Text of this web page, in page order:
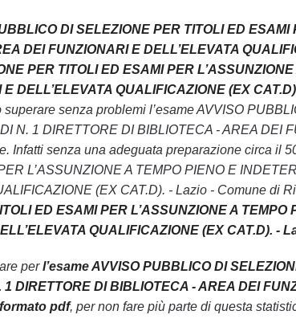
DI SELEZIONE PER TITOLI ED ESAMI
DEI FUNZIONARI E DELL’ELEVATA
PER TITOLI ED ESAMI PER
DELL’ELEVATA QUALIFICAZIONE (EX
senza problemi l’esame AVVISO
N. 1 DIRETTORE DI BIBLIOTECA - AREA DEI
Infatti senza una adeguata preparazione circa il
L’ASSUNZIONE A TEMPO PIENO E
(EX CAT.D). - Lazio - Comune di
ED ESAMI PER L’ASSUNZIONE A TEMPO
QUALIFICAZIONE (EX CAT.D). -
perl’esame AVVISO PUBBLICO DI
DIRETTORE DI BIBLIOTECA - AREA DEI
pdf, per non fare più parte di questa